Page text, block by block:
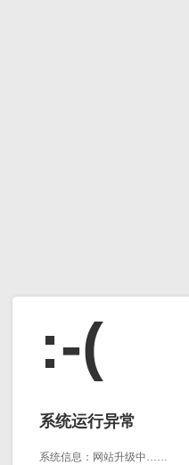
:-(
系统运行异常
系统信息：网站升级中……